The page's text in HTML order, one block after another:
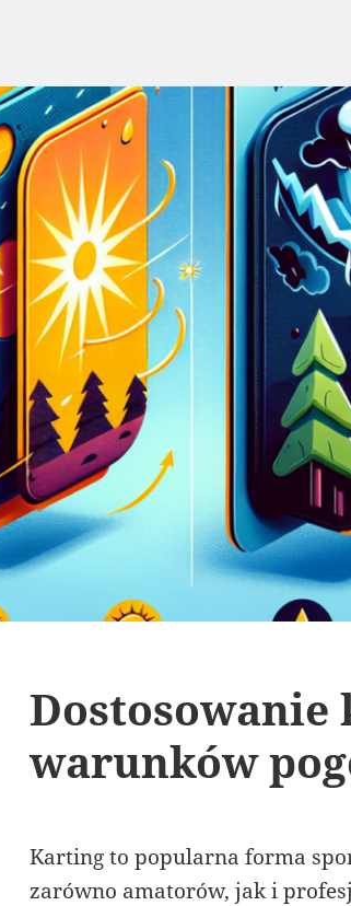
warunków
Karting to popularna forma
zarówno amatorów, jak i